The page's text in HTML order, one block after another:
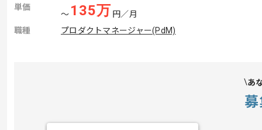
単価
〜 135万 円／月
職種
プロダクトマネージャー(PdM)
あ